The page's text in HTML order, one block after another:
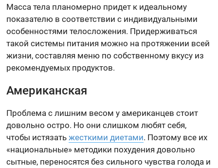
Масса тела планомерно придет к идеальному
показателю в соответствии с индивидуальными
особенностями телосложения. Придерживаться
такой системы питания можно на протяжении всей
жизни, составляя меню по собственному вкусу из
рекомендуемых продуктов.
Американская
Проблема с лишним весом у американцев стоит
довольно остро. Но они слишком любят себя,
чтобы истязатьжесткими диетами. Поэтому все их
«национальные» методики похудения довольно
сытные, переносятся без сильного чувства голода и